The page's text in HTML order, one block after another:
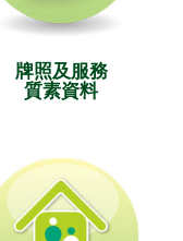
牌照及服務
質素資料